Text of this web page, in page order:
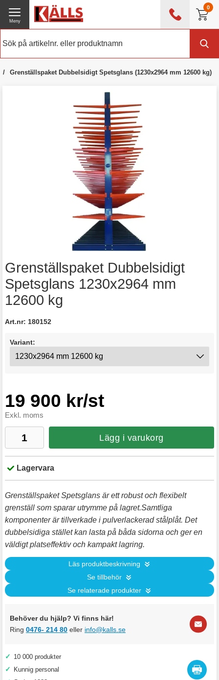
0
0476 - 214 80
Meny
Grenställspaket Dubbelsidigt Spetsglans (1230x2964 mm 12600 kg)
Grenställspaket Dubbelsidigt
Spetsglans 1230x2964 mm
12600 kg
Art.nr: 180152
Variant:
19 900 kr/st
Exkl. moms
Lägg i varukorg
Lagervara
Grenställspaket Spetsglans är ett robust och flexibelt
grenställ som sparar utrymme på lagret.Samtliga
komponenter är tillverkade i pulverlackerad stålplåt. Det
dubbelsidiga stället kan lasta på båda sidorna och ger en
väldigt platseffektiv och kampakt lagring.
Läs produktbeskrivning
Se tillbehör
Se relaterade produkter
Behöver du hjälp? Vi finns här!
Ring 0476- 214 80 eller info@kalls.se
✓ 10 000 produkter
✓ Kunnig personal